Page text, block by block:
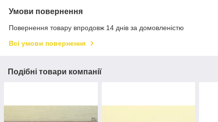
Умови повернення
Повернення товару впродовж 14 днів за домовленістю
Всі умови повернення
Подібні товари компанії